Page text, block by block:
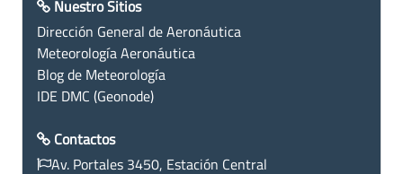
Nuestro Sitios
Dirección General de Aeronáutica
Meteorología Aeronáutica
Blog de Meteorología
IDE DMC (Geonode)
Contactos
Av. Portales 3450, Estación Central